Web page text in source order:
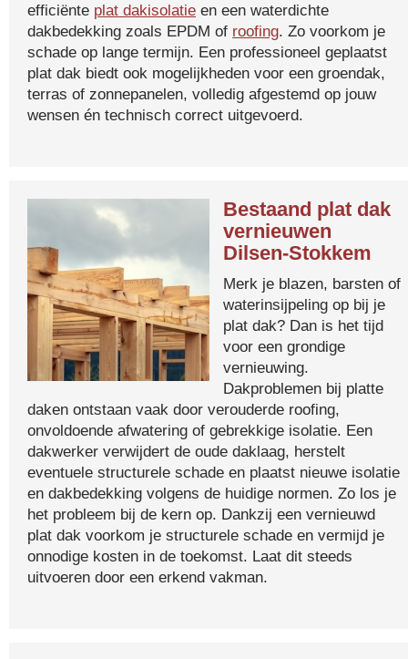
efficiënte plat dakisolatie en een waterdichte
dakbedekking zoals EPDM of roofing. Zo voorkom je
schade op lange termijn. Een professioneel geplaatst
plat dak biedt ook mogelijkheden voor een groendak,
terras of zonnepanelen, volledig afgestemd op jouw
wensen én technisch correct uitgevoerd.
Bestaand plat dak
vernieuwen
Dilsen-Stokkem
Merk je blazen, barsten of
waterinsijpeling op bij je
plat dak? Dan is het tijd
voor een grondige
vernieuwing.
Dakproblemen bij platte
daken ontstaan vaak door verouderde roofing,
onvoldoende afwatering of gebrekkige isolatie. Een
dakwerker verwijdert de oude daklaag, herstelt
eventuele structurele schade en plaatst nieuwe isolatie
en dakbedekking volgens de huidige normen. Zo los je
het probleem bij de kern op. Dankzij een vernieuwd
plat dak voorkom je structurele schade en vermijd je
onnodige kosten in de toekomst. Laat dit steeds
uitvoeren door een erkend vakman.